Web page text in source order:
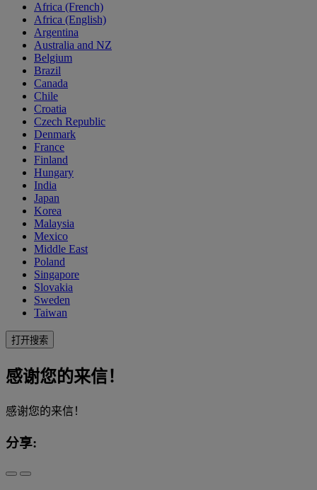
Africa (French)
Africa (English)
Argentina
Australia and NZ
Belgium
Brazil
Canada
Chile
Croatia
Czech Republic
Denmark
France
Finland
Hungary
India
Japan
Korea
Malaysia
Mexico
Middle East
Poland
Singapore
Slovakia
Sweden
Taiwan
打开搜索
感谢您的来信！
感谢您的来信！
分享: